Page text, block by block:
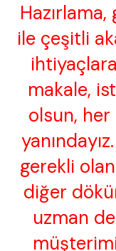
ile çeşitli
makale,
olsun, her
gerekli
diğer
uzman